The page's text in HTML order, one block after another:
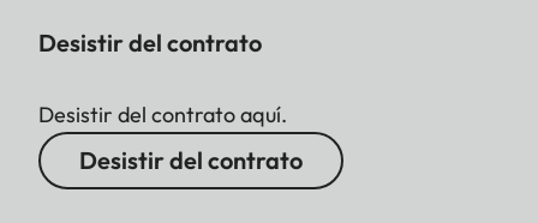
Desistir del contrato
Desistir del contrato aquí.
Desistir del contrato